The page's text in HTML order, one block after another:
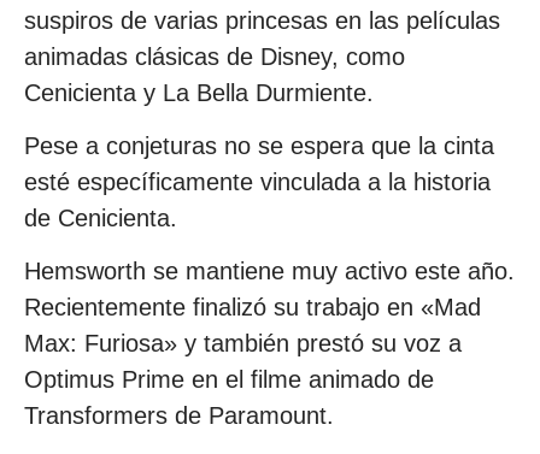
suspiros de varias princesas en las películas
animadas clásicas de Disney, como
Cenicienta y La Bella Durmiente.
Pese a conjeturas no se espera que la cinta
esté específicamente vinculada a la historia
de Cenicienta.
Hemsworth se mantiene muy activo este año.
Recientemente finalizó su trabajo en «Mad
Max: Furiosa» y también prestó su voz a
Optimus Prime en el filme animado de
Transformers de Paramount.